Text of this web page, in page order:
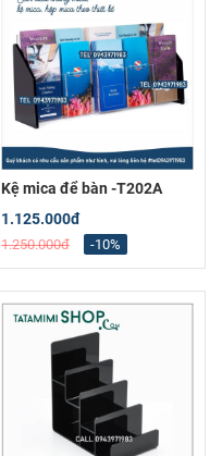
Kệ mica để bàn -T202A
1.125.000đ
1.250.000đ -10%